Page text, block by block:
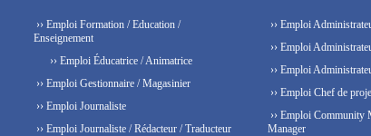
›› Emploi Formation / Education /
Enseignement
›› Emploi Éducatrice / Animatrice
›› Emploi Gestionnaire / Magasinier
›› Emploi Journaliste
›› Emploi Journaliste / Rédacteur / Traducteur
›› Emploi
›› Emploi
›› Emploi
›› Emploi Chef de
›› Emploi Community
Manager